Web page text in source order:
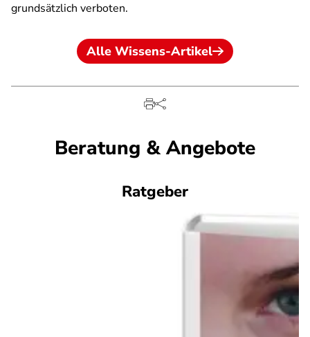
grundsätzlich verboten.
Alle Wissens-Artikel
Beratung & Angebote
Ratgeber